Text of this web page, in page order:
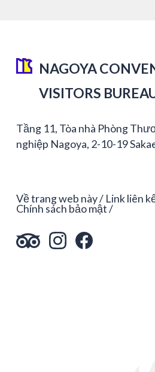
NAGOYA
VISITORS
Tầng 11, Tòa nhà Phòng
nghiệp Nagoya, 2-10-19
Về trang web này Link liên
Chính sách bảo mật